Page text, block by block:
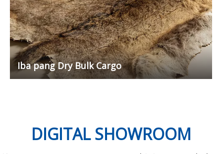
Iba pang Dry Bulk Cargo
DIGITAL SHOWROOM